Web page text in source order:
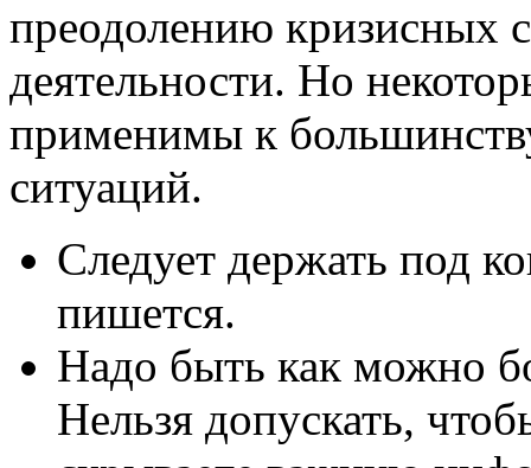
преодолению кризисных
деятельности. Но
применимы к
ситуаций.
Следует держать под
пишется.
Надо быть как можно
Нельзя допускать,